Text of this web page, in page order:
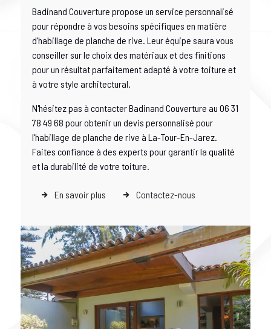
Badinand Couverture propose un service personnalisé
pour répondre à vos besoins spécifiques en matière
d'habillage de planche de rive. Leur équipe saura vous
conseiller sur le choix des matériaux et des finitions
pour un résultat parfaitement adapté à votre toiture et
à votre style architectural.
N'hésitez pas à contacter Badinand Couverture au 06 31
78 49 68 pour obtenir un devis personnalisé pour
l'habillage de planche de rive à La-Tour-En-Jarez.
Faites confiance à des experts pour garantir la qualité
et la durabilité de votre toiture.
En savoir plus Contactez-nous